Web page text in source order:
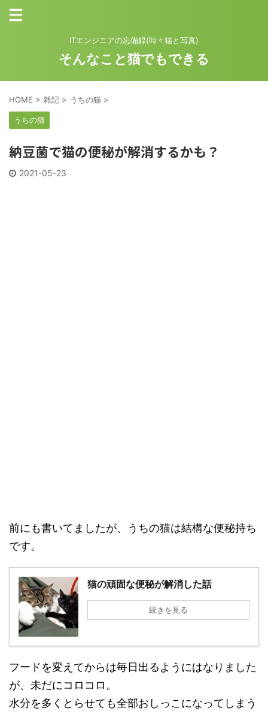
ITエンジニアの忘備録(時々猫と写真)
そんなこと猫でもできる
HOME > 雑記 > うちの猫 >
うちの猫
納豆菌で猫の便秘が解消するかも？
2021-05-23
前にも書いてましたが、うちの猫は結構な便秘持ち
です。
猫の頑固な便秘が解消した話
続きを見る
フードを変えてからは毎日出るようにはなりました
が、未だにコロコロ。
水分を多くとらせても全部おしっこになってしまう